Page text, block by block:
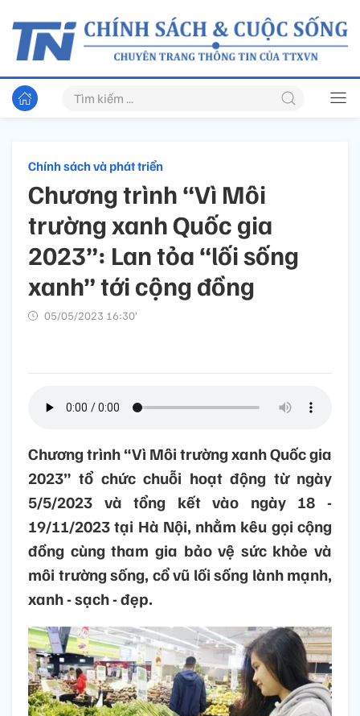
Chính sách và phát triển
Chương trình “Vì Môi
trường xanh Quốc gia
2023”: Lan tỏa “lối sống
xanh” tới cộng đồng
05/05/2023 16:30’
Chương trình “Vì Môi trường xanh Quốc gia
2023” tổ chức chuỗi hoạt động từ ngày
5/5/2023 và tổng kết vào ngày 18 -
19/11/2023 tại Hà Nội, nhằm kêu gọi cộng
đồng cùng tham gia bảo vệ sức khỏe và
môi trường sống, cổ vũ lối sống lành mạnh,
xanh - sạch - đẹp.